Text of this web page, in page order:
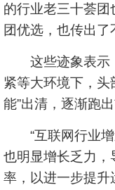
的行业老三十荟
团优选，也传出了
这些迹象表示
紧等大环境下，头
能”出清，逐渐跑
“互联网行业增
也明显增长乏力，
率，以进一步提升